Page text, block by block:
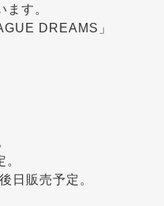
す。
DREAMS」
日販売予定。